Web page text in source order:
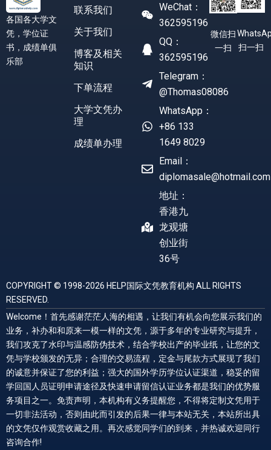
各国各大学文
凭，学位证
书，成绩单俱
乐部
联系我们
关于我们
博客及相关
知识
下单流程
大学文凭办
理
成绩单办理
WeChat：
362595196
QQ：
362595196
Telegram：
@Thomas08086
WhatsApp：
+86 133
1649 8029
Email：
diplomasale@hotmail.com
地址：
香港九
龙观塘
创业街
36号
微信扫
一扫
扫一扫
COPYRIGHT © 1998-2026 HELP国际文凭教育机构 ALL RIGHTS
RESERVED.
Welcome！首先感谢茫茫人海的相遇，让我们有机会向您展示我们的
业务，补办和和原来一模一样的文凭，源于多年的专业研究与提升，
我们攻克了水印与温感防伪技术，结合学校出产的毕业纸，让您的文
凭与学校颁发的无异；合理的交易流程，定金与尾款方式展现了我们
的诚意并保证了您的利益；强大的国外学历学位认证渠道，稳妥的留
学回国人员证明申请途径及快速申请留信认证业务都是我们的优势服
务项目之一。免责声明，本机构有义务提醒您，不得将定制文凭用于
一切非法活动，否则由此而引发的后果一律与本站无关，本站所出具
的文凭仅作观赏收藏之用。再次感觉同学们的到来，并热诚欢迎同行
咨询合作!